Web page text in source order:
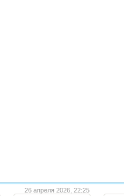
26 апреля 2026, 22:25